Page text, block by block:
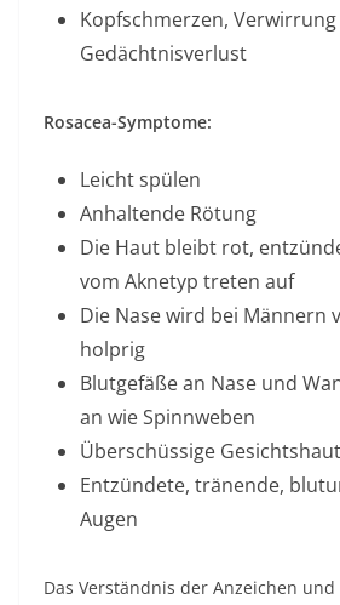
Kopfschmerzen,
Gedächtnisverlust
Rosacea-Symptome:
Leicht spülen
Anhaltende Rötung
Die Haut bleibt rot,
vom Aknetyp treten auf
Die Nase wird bei Männern
holprig
Blutgefäße an Nase und
an wie Spinnweben
Überschüssige
Entzündete, tränende,
Augen
Das Verständnis der Anzeichen und